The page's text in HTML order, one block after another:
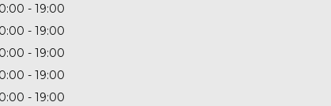
19:00
19:00
19:00
19:00
19:00